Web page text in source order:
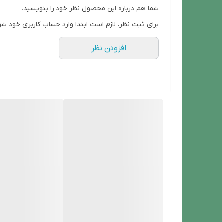
شما هم درباره این محصول نظر خود را بنویسید.
برای ثبت نظر، لازم است ابتدا وارد حساب کاربری خود
افزودن نظر